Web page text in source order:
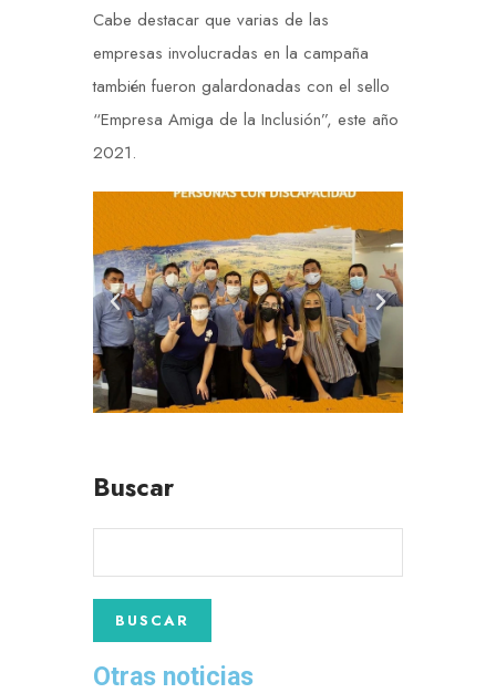
Cabe destacar que varias de las
empresas involucradas en la campaña
también fueron galardonadas con el sello
“Empresa Amiga de la Inclusión”, este año
2021.
Buscar
Otras noticias